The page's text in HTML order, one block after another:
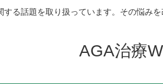
する話題を取り扱っています。その悩み
AGA治療